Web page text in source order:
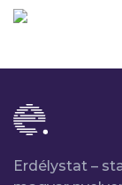
Erdélystat –